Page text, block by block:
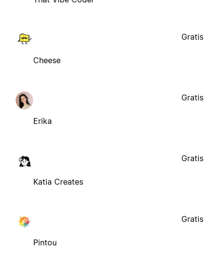
Cheese
Gratis
Erika
Gratis
Katia Creates
Gratis
Pintou
Gratis